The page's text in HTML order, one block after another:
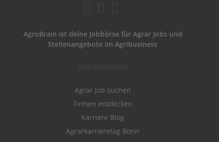
AgroBrain ist deine Jobbörse für Agrar Jobs und
Stellenangebote im Agribusiness
Agrar Job suchen
Firmen entdecken
Karriere Blog
Agrarkarrieretag Bonn